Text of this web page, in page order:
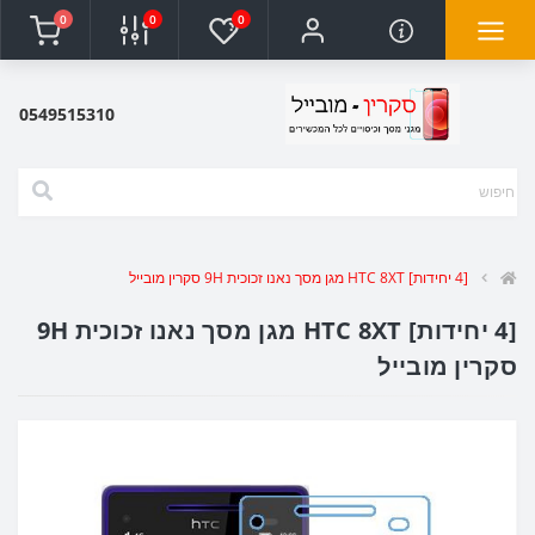
0
0
0
0549515310
[4 יחידות] HTC 8XT מגן מסך נאנו זכוכית 9H סקרין מובייל
[4 יחידות] HTC 8XT מגן מסך נאנו זכוכית 9H
סקרין מובייל